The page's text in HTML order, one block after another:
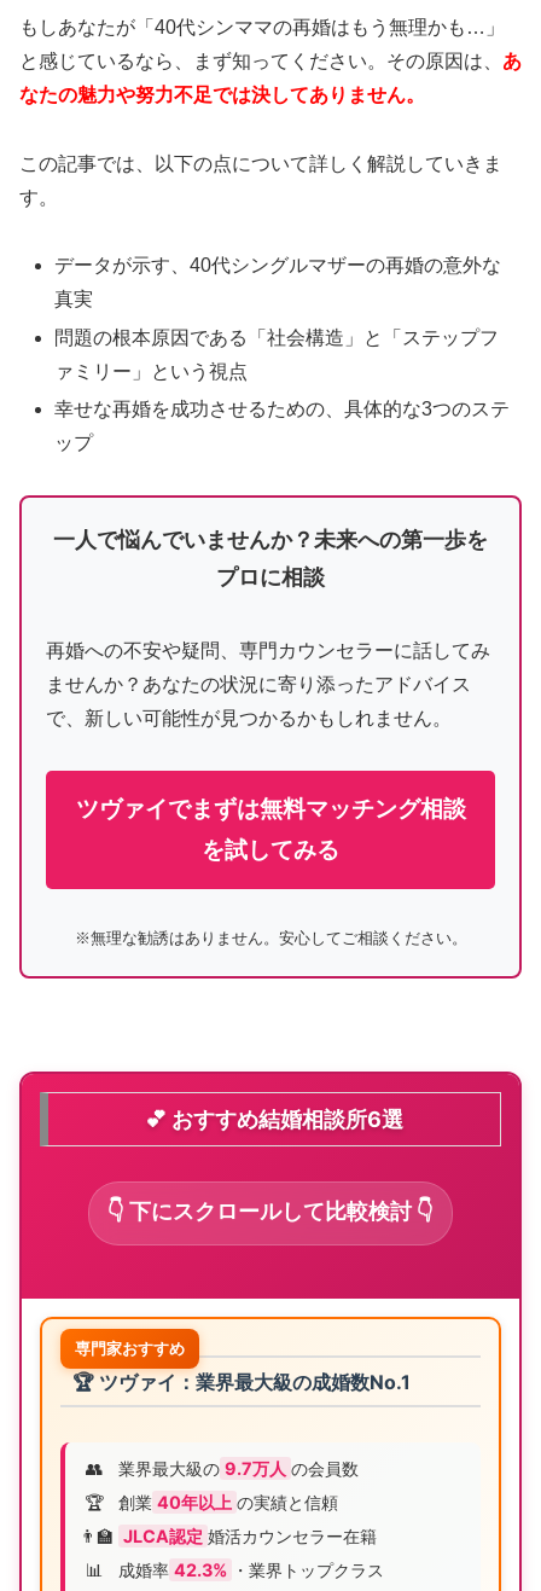
もしあなたが「40代シンママの再婚はもう無理かも…」
と感じているなら、まず知ってください。その原因は、 あ
なたの魅力や努力不足では決してありません。
この記事では、以下の点について詳しく解説していきま
す。
データが示す、40代シングルマザーの再婚の意外な
真実
問題の根本原因である「社会構造」と「ステップフ
ァミリー」という視点
幸せな再婚を成功させるための、具体的な3つのステ
ップ
一人で悩んでいませんか？未来への第一歩を
プロに相談
再婚への不安や疑問、専門カウンセラーに話してみ
ませんか？あなたの状況に寄り添ったアドバイス
で、新しい可能性が見つかるかもしれません。
ツヴァイでまずは無料マッチング相談
を試してみる
※無理な勧誘はありません。安心してご相談ください。
💕 おすすめ結婚相談所6選
👇 下にスクロールして比較検討 👇
🏆 ツヴァイ：業界最大級の成婚数No.1
専門家おすすめ
👥 業界最大級の 9.7万人 の会員数
🏆
創業 40年以上 の実績と信頼
👨‍🏫 JLCA認定 婚活カウンセラー在籍
📊
成婚率 42.3% ・業界トップクラス